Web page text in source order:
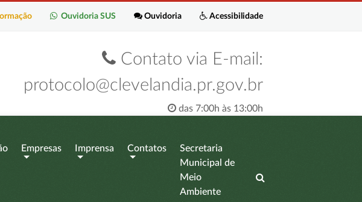
Acessibilidade
Ouvidoria
Ouvidoria SUS
Contato via E-mail:
protocolo@clevelandia.pr.gov.br
das 7:00h às 13:00h
Empresas Imprensa Contatos
Secretaria
Municipal de
Meio
Ambiente